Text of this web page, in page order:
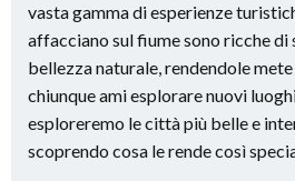
vasta gamma di esperienze
affacciano sul fiume sono ricche di
bellezza naturale, rendendole
chiunque ami esplorare nuovi
esploreremo le città più belle e
scoprendo cosa le rende così